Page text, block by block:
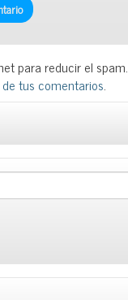
para reducir el spam.
tus comentarios.